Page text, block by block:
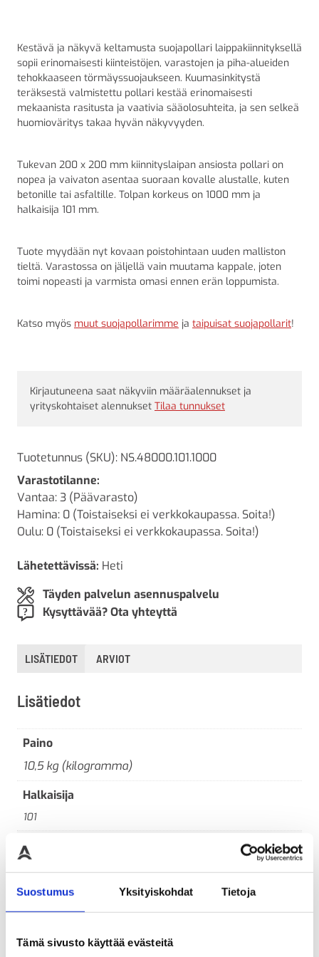
Suostumus Yksityiskohdat Tietoja
Tämä sivusto käyttää evästeitä
Kestävä ja näkyvä keltamusta suojapollari laippakiinnityksellä
sopii erinomaisesti kiinteistöjen, varastojen ja piha-alueiden
tehokkaaseen törmäyssuojaukseen. Kuumasinkitystä
teräksestä valmistettu pollari kestää erinomaisesti
mekaanista rasitusta ja vaativia sääolosuhteita, ja sen selkeä
huomioväritys takaa hyvän näkyvyyden.
Tukevan 200 x 200 mm kiinnityslaipan ansiosta pollari on
nopea ja vaivaton asentaa suoraan kovalle alustalle, kuten
betonille tai asfaltille. Tolpan korkeus on 1000 mm ja
halkaisija 101 mm.
Tuote myydään nyt kovaan poistohintaan uuden malliston
tieltä. Varastossa on jäljellä vain muutama kappale, joten
toimi nopeasti ja varmista omasi ennen erän loppumista.
Katso myös muut suojapollarimme ja taipuisat suojapollarit!
Kirjautuneena saat näkyviin määräalennukset ja
yrityskohtaiset alennukset Tilaa tunnukset
Tuotetunnus (SKU): NS.48000.101.1000
Varastotilanne:
Vantaa: 3 (Päävarasto)
Hamina: 0 (Toistaiseksi ei verkkokaupassa. Soita!)
Oulu: 0 (Toistaiseksi ei verkkokaupassa. Soita!)
Lähetettävissä: Heti
Täyden palvelun asennuspalvelu
Kysyttävää? Ota yhteyttä
LISÄTIEDOT ARVIOT
Lisätiedot
Paino
10,5 kg (kilogramma)
Halkaisija
101
Korkeus
Leveys
200
Materiaali